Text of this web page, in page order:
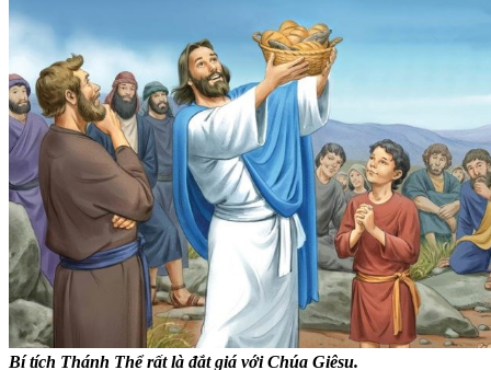
Bí tích Thánh Thể rất là đắt giá với Chúa Giêsu.